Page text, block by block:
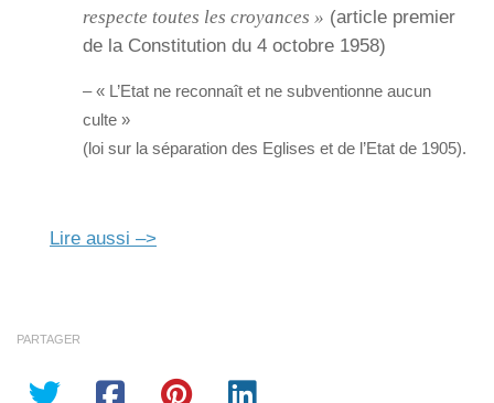
respecte toutes les croyances » (article premier
de la Constitution du 4 octobre 1958)
– « L’Etat ne reconnaît et ne subventionne aucun
culte »
(loi sur la séparation des Eglises et de l’Etat de 1905).
Lire aussi –>
PARTAGER